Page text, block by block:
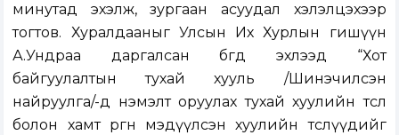
минутад эхэлж, зургаан асуудал хэлэлцэхээр
тогтов. Хуралдааныг Улсын Их Хурлын гишүүн
А.Ундраа даргалсан бөгөөд эхлээд “Хот
байгуулалтын тухай хууль /Шинэчилсэн
найруулга/-д нэмэлт оруулах тухай хуулийн төсөл
болон хамт өргөн мэдүүлсэн хуулийн төслүүдийг